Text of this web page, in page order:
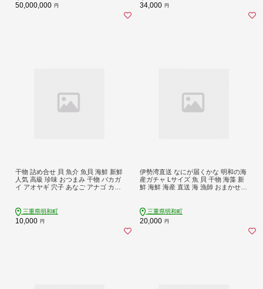
50,000,000 円 34,000 円
干物 詰め合せ 貝 魚介 魚貝 海鮮 新鮮
人気 高級 珍味 おつまみ 干物 バカガ
イ アオヤギ 穴子 あなご アナゴ カレ
三重県明和町
10,000 円
伊勢湾直送 なにが届くかな 明和の海
産ガチャ Lサイズ 魚 貝 干物 海藻 新
鮮 海鮮 海産 直送 海 漁師 おまかせ
三重県明和町
20,000 円